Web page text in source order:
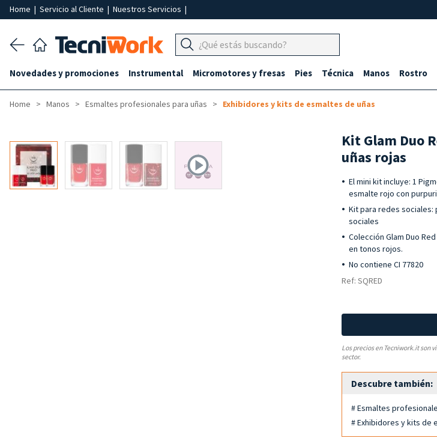
Home | Servicio al Cliente | Nuestros Servicios |
Novedades y promociones Instrumental Micromotores y fresas Pies Técnica Manos Rostro
Home Manos Esmaltes profesionales para uñas Exhibidores y kits de esmaltes de uñas
-20%
Kit Glam Duo
uñas rojas
El mini kit incluye: 1
esmalte rojo con
Kit para redes
sociales
Colección Glam Duo
en tonos rojos.
No contiene CI 77820
Ref: SQRED
Los precios en Tecniwork.it son
sector.
Descubre también:
# Esmaltes
# Exhibidores y kits de